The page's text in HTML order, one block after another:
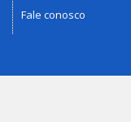
Fale conosco